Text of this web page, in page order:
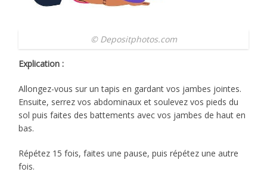
© Depositphotos.com
Explication :
Allongez-vous sur un tapis en gardant vos jambes jointes.
Ensuite, serrez vos abdominaux et soulevez vos pieds du
sol puis faites des battements avec vos jambes de haut en
bas.
Répétez 15 fois, faites une pause, puis répétez une autre
fois.